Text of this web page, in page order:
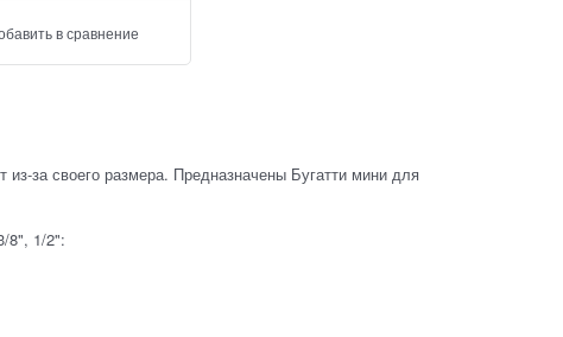
в сравнение
из-за своего размера. Предназначены Бугатти мини для
8", 1/2":